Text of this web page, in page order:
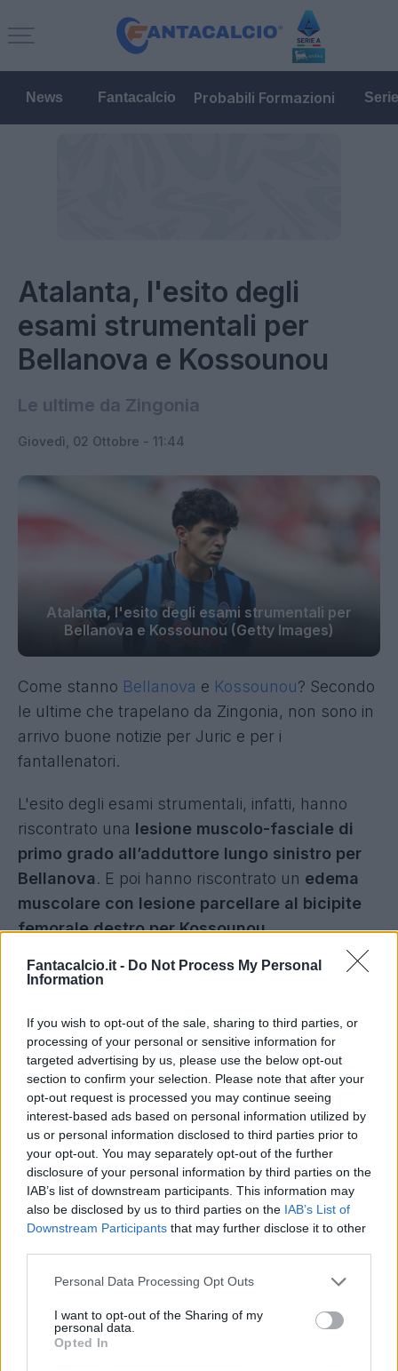
Fantacalcio.it - Do Not Process My Personal
Information
If you wish to opt-out of the sale, sharing to third parties, or
processing of your personal or sensitive information for
targeted advertising by us, please use the below opt-out
section to confirm your selection. Please note that after your
opt-out request is processed you may continue seeing
interest-based ads based on personal information utilized by
us or personal information disclosed to third parties prior to
your opt-out. You may separately opt-out of the further
disclosure of your personal information by third parties on the
IAB’s list of downstream participants. This information may
also be disclosed by us to third parties on the IAB’s List of
Downstream Participants that may further disclose it to other
Personal Data Processing Opt Outs
I want to opt-out of the Sharing of my
personal data.
Opted In
News Fantacalcio Probabili Formazioni
Atalanta, l'esito degli
esami strumentali per
Bellanova e Kossounou
Le ultime da Zingonia
Giovedì, 02 Ottobre - 11:44
Atalanta, l'esito degli esami strumentali per
Bellanova e Kossounou (Getty Images)
Come stanno Bellanova e Kossounou? Secondo
le ultime che trapelano da Zingonia, non sono in
arrivo buone notizie per Juric e per i
fantallenatori.
L'esito degli esami strumentali, infatti, hanno
riscontrato una lesione muscolo-fasciale di
primo grado all’adduttore lungo sinistro per
Bellanova. E poi hanno riscontrato un edema
muscolare con lesione parcellare al bicipite
femorale destro per Kossounou.
Atalanta, i tempi di recupero per Bellanova
e Kossounou
Stando alle prime diagnosi,per Bellanova si
viaggia verso le 2-3 settimane di recupero
Salterà di certo la prossima contro il Como e
spererà di essere in campo per la ripresa del
campionato contro la Lazio.Per Kossounou,
invece, si rischia il mese di stop: l'ex Bayer
potrebbe tornare a disposizione nei primi
impegni di novembre.